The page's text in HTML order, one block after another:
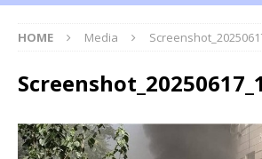
HOME Media